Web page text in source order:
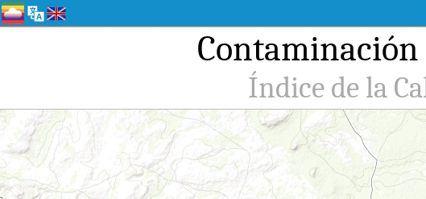
Contaminación
Índice de la